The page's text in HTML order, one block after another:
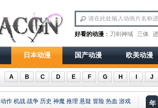
好看的动漫 ： 刀剑神域 三体
日本动漫 国产动漫 欧美动漫
A B C D E F G H J
动作 机战 战争 历史 神魔 推理 悬疑 冒险 热血 游戏
年